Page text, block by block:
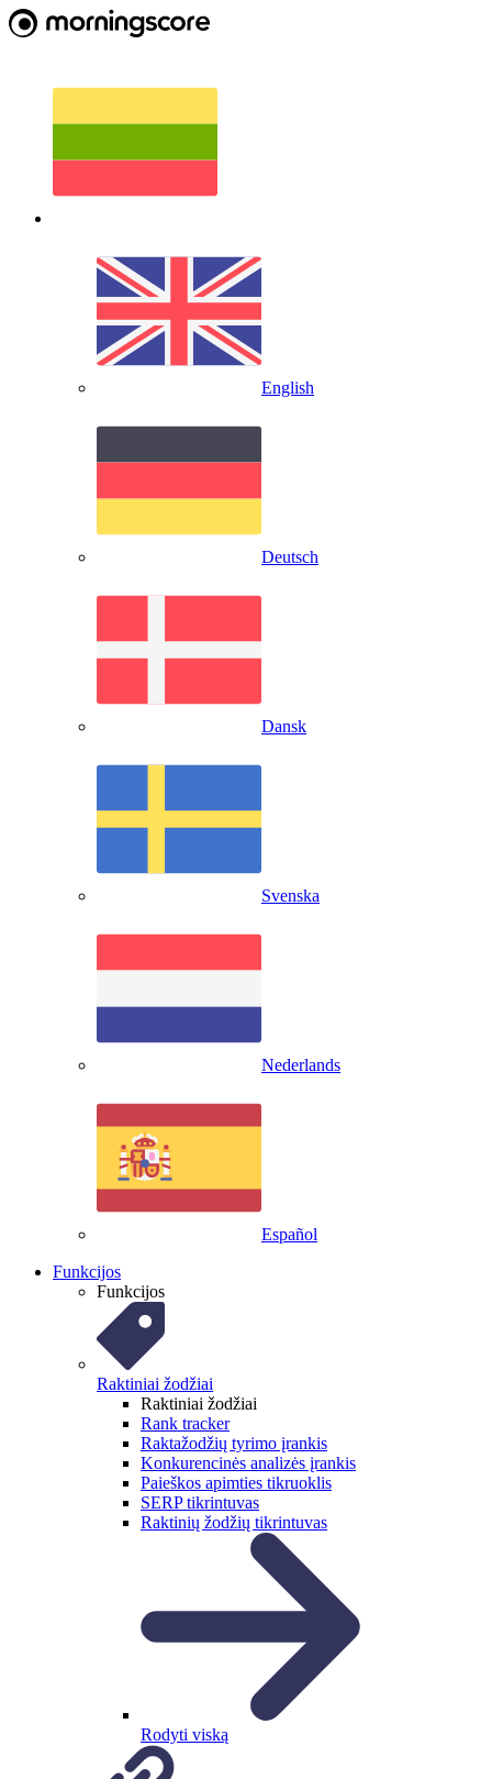
English
Deutsch
Dansk
Svenska
Nederlands
Español
Funkcijos
Funkcijos
Raktiniai žodžiai
Raktiniai žodžiai
Rank tracker
Raktažodžių tyrimo įrankis
Konkurencinės analizės įrankis
Paieškos apimties tikruoklis
SERP tikrintuvas
Raktinių žodžių tikrintuvas
Rodyti viską